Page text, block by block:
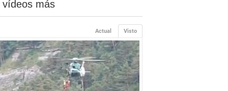
vídeos más
Visto
Actual